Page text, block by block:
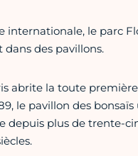
le parc
dans des pavillons.
abrite la toute
le pavillon des
depuis plus de trente-